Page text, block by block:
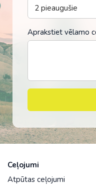
Aprakstiet vēlamo
Ceļojumi
Atpūtas ceļojumi